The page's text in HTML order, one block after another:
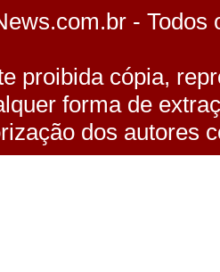
- Todos
proibida cópia,
forma de
dos autores